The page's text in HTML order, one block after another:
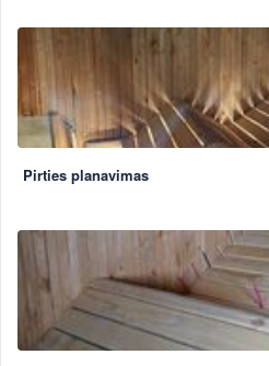
Pirties planavimas